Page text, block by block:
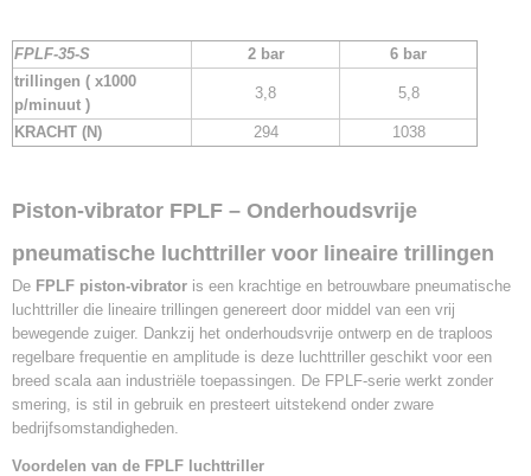
294 N.
Kracht 6 bar
1038 N.
Luchtverbruik 2 bar
162 l/min.
eigen gewicht
0.93 Kg.
FPLF-35-S 2 bar
6 bar
trillingen ( x1000
p/minuut )
3,8 5,8
KRACHT (N) 294 1038
Piston-vibrator FPLF – Onderhoudsvrije
pneumatische luchttriller voor lineaire trillingen
De FPLF piston-vibrator is een krachtige en betrouwbare pneumatische
luchttriller die lineaire trillingen genereert door middel van een vrij
bewegende zuiger. Dankzij het onderhoudsvrije ontwerp en de traploos
regelbare frequentie en amplitude is deze luchttriller geschikt voor een
breed scala aan industriële toepassingen. De FPLF-serie werkt zonder
smering, is stil in gebruik en presteert uitstekend onder zware
bedrijfsomstandigheden.
Voordelen van de FPLF luchttriller